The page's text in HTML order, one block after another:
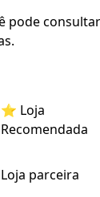
pode
⭐ Loja
Recomendada
Loja parceira